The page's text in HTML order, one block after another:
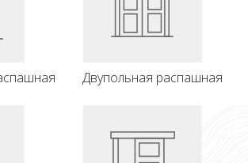
Двупольная распашная